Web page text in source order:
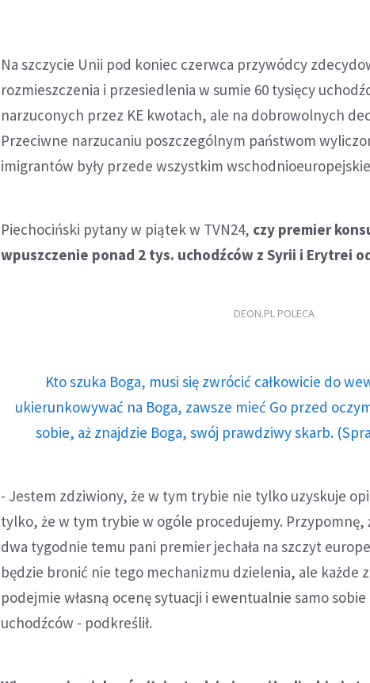
Na szczycie Unii pod koniec czerwca przywódcy
rozmieszczenia i przesiedlenia w sumie 60 tysięcy
narzuconych przez KE kwotach, ale na dobrowolnych
Przeciwne narzucaniu poszczególnym państwom
imigrantów były przede wszystkim
Piechociński pytany w piątek w TVN24, czy premier
wpuszczenie ponad 2 tys. uchodźców z Syrii i Erytrei
DEON.PL POLECA
Kto szuka Boga, musi się zwrócić całkowicie do
ukierunkowywać na Boga, zawsze mieć Go przed
sobie, aż znajdzie Boga, swój prawdziwy skarb.
- Jestem zdziwiony, że w tym trybie nie tylko uzyskuje
tylko, że w tym trybie w ogóle procedujemy. Przypomnę,
dwa tygodnie temu pani premier jechała na szczyt
będzie bronić nie tego mechanizmu dzielenia, ale każde
podejmie własną ocenę sytuacji i ewentualnie samo
uchodźców - podkreślił.